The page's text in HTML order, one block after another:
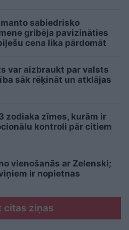
sabiedrisko
gribēja pavizināties
cena lika pārdomāt
var aizbraukt par valsts
sāk rēķināt un atklājas
zodiaka zīmes, kurām ir
kontroli pār citiem
vienošanās ar Zelenski;
ir nopietnas
citas ziņas